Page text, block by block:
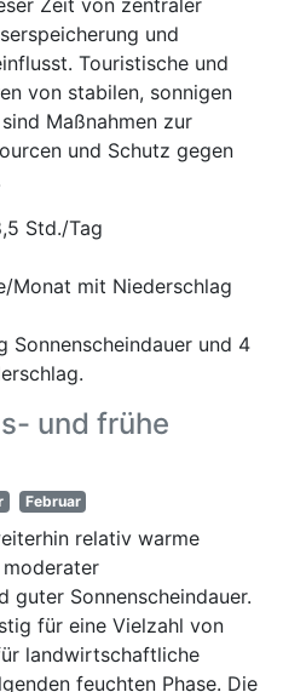
und
Touristische und
von stabilen, sonnigen
Maßnahmen zur
und Schutz gegen
Std./Tag
Monat mit Niederschlag
Sonnenscheindauer und 4
und frühe
Februar
relativ warme
guter Sonnenscheindauer.
für eine Vielzahl von
landwirtschaftliche
feuchten Phase. Die